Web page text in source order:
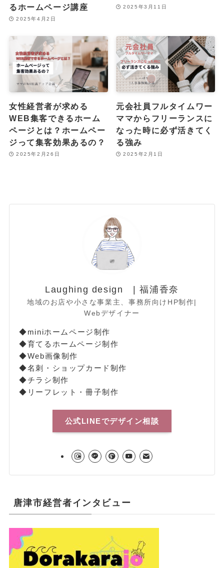
るホームページ講座
2025年4月2日
2025年3月11日
女性経営者が求める
WEB集客できるホーム
ページとは？ホームペー
ジって集客効果あるの？
2025年2月26日
元会社員フルタイムワー
ママからフリーランスに
なった時に必ず活きてく
る強み
2025年2月1日
Laughing design | 福浦香奈
地域のお店や小さな事業主、事務所向けHP制作|
Webデザイナー
◆miniホームページ制作
◆育てるホームページ制作
◆Web画像制作
◆名刺・ショップカード制作
◆チラシ制作
◆リーフレット・冊子制作
公式LINEでデザイン相談
唐津市経営者インタビュー